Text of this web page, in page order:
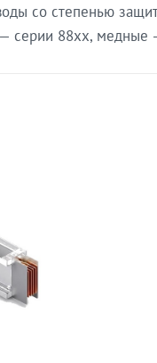
со степенью
88xx, медные